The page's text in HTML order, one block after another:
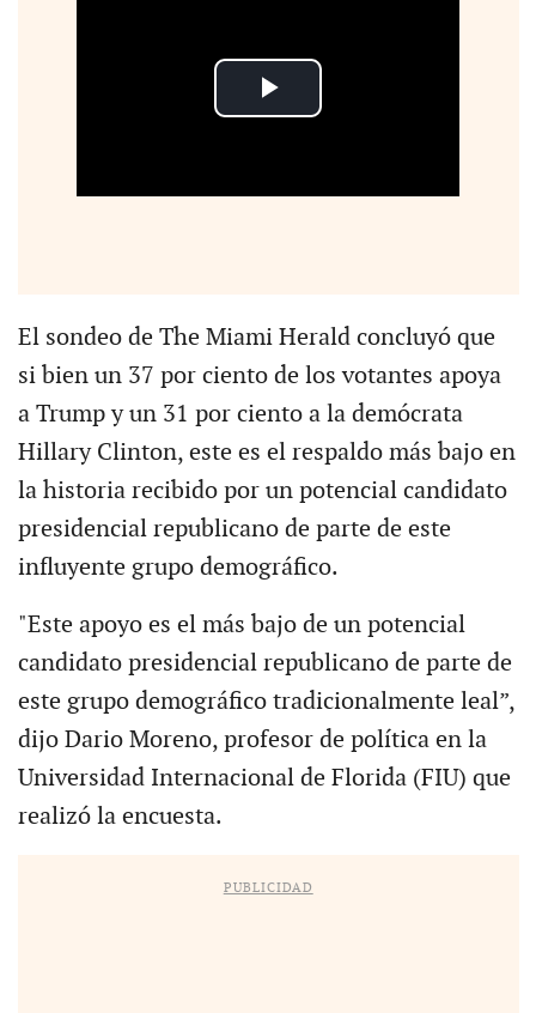
El sondeo de The Miami Herald concluyó que
si bien un 37 por ciento de los votantes apoya
a Trump y un 31 por ciento a la demócrata
Hillary Clinton, este es el respaldo más bajo en
la historia recibido por un potencial candidato
presidencial republicano de parte de este
influyente grupo demográfico.
"Este apoyo es el más bajo de un potencial
candidato presidencial republicano de parte de
este grupo demográfico tradicionalmente leal”,
dijo Dario Moreno, profesor de política en la
Universidad Internacional de Florida (FIU) que
realizó la encuesta.
PUBLICIDAD